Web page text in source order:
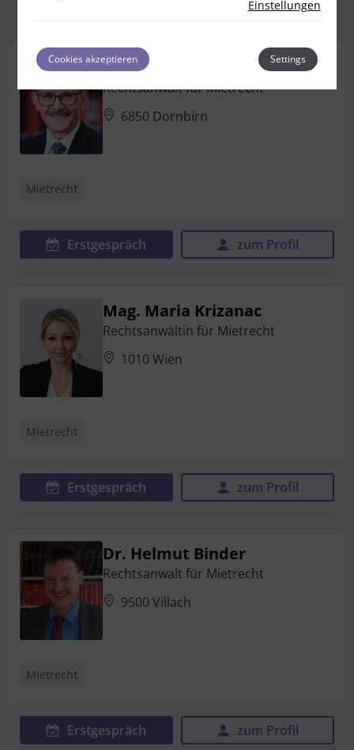
Dr. Karl Rümmele
Rechtsanwalt für Mietrecht
6850 Dornbirn
Mietrecht
Erstgespräch zum Profil
Mag. Maria Krizanac
Rechtsanwältin für Mietrecht
1010 Wien
Mietrecht
Erstgespräch zum Profil
Dr. Helmut Binder
Rechtsanwalt für Mietrecht
9500 Villach
Mietrecht
Erstgespräch zum Profil
Einstellungen
Cookies akzeptieren Settings